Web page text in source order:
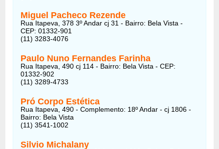
Miguel Pacheco Rezende
Rua Itapeva, 378 3º Andar cj 31 - Bairro: Bela Vista -
CEP: 01332-901
(11) 3283-4076
Paulo Nuno Fernandes Farinha
Rua Itapeva, 490 cj 114 - Bairro: Bela Vista - CEP:
01332-902
(11) 3289-4733
Pró Corpo Estética
Rua Itapeva, 490 - Complemento: 18º Andar - cj 1806 -
Bairro: Bela Vista
(11) 3541-1002
Silvio Michalany